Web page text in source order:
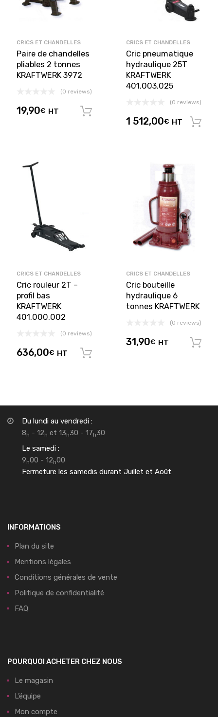
CRICS ET CHANDELLES
Paire de chandelles
pliables 2 tonnes
KRAFTWERK 3972
(0 reviews)
19,90€ HT
CRICS ET CHANDELLES
Cric pneumatique
hydraulique 25T
KRAFTWERK
401.003.025
(0 reviews)
1 512,00€ HT
CRICS ET CHANDELLES
Cric rouleur 2T –
profil bas
KRAFTWERK
401.000.002
(0 reviews)
636,00€ HT
CRICS ET CHANDELLES
Cric bouteille
hydraulique 6
tonnes KRAFTWERK
(0 reviews)
31,90€ HT
Du lundi au vendredi :
8h - 12h et 13h30 - 17h30
Le samedi :
9h00 - 12h00
Fermeture les samedis durant Juillet et Août
INFORMATIONS
Plan du site
Mentions légales
Conditions générales de vente
Politique de confidentialité
FAQ
POURQUOI ACHETER CHEZ NOUS
Le magasin
L’équipe
Mon compte